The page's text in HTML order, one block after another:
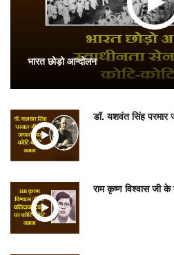
भारत छोड़ो आन्दोलन
डॉ. यशवंत सिंह परमार
राम कृष्ण विश्वास जी